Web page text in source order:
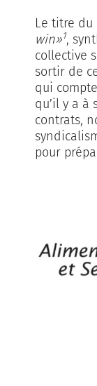
Le titre du
win»1,
collective
sortir de
qui
qu’il y a à
contrats,
pour